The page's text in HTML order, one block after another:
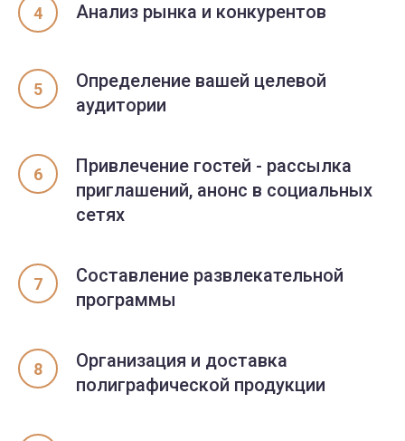
Анализ рынка и конкурентов
Определение вашей целевой
аудитории
Привлечение гостей - рассылка
приглашений, анонс в социальных
сетях
Составление развлекательной
программы
Организация и доставка
полиграфической продукции